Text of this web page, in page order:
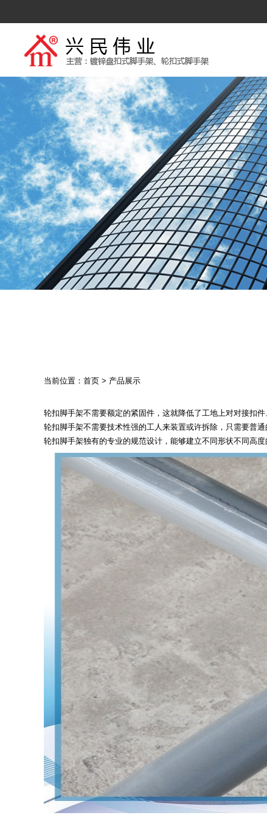
当前位置： 首页 > 产品展示
轮扣脚手架不需要额定的紧固件，这就降低了工地上对对接扣
轮扣脚手架不需要技术性强的工人来装置或许拆除，只需要普
轮扣脚手架独有的专业的规范设计，能够建立不同形状不同高